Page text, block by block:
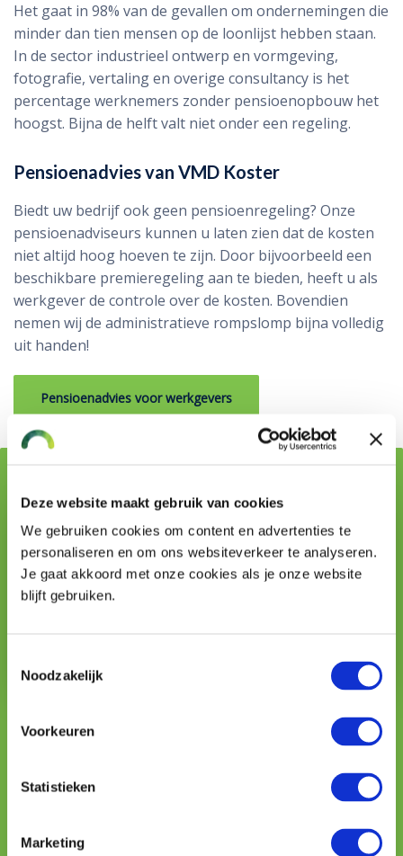
Deze website maakt gebruik van cookies
We gebruiken cookies om content en advertenties te
personaliseren en om ons websiteverkeer te analyseren.
Je gaat akkoord met onze cookies als je onze website
blijft gebruiken.
Noodzakelijk
Voorkeuren
Statistieken
Marketing
Het gaat in 98% van de gevallen om ondernemingen die
minder dan tien mensen op de loonlijst hebben staan.
In de sector industrieel ontwerp en vormgeving,
fotografie, vertaling en overige consultancy is het
percentage werknemers zonder pensioenopbouw het
hoogst. Bijna de helft valt niet onder een regeling.
Pensioenadvies van VMD Koster
Biedt uw bedrijf ook geen pensioenregeling? Onze
pensioenadviseurs kunnen u laten zien dat de kosten
niet altijd hoog hoeven te zijn. Door bijvoorbeeld een
beschikbare premieregeling aan te bieden, heeft u als
werkgever de controle over de kosten. Bovendien
nemen wij de administratieve rompslomp bijna volledig
uit handen!
Pensioenadvies voor werkgevers
Jan Zwiers
088 044 5171